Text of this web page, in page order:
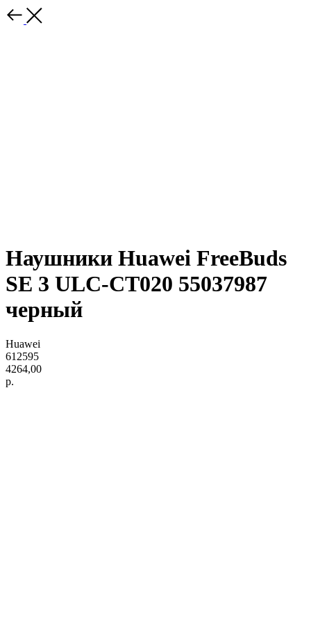
Наушники Huawei FreeBuds
SE 3 ULC-CT020 55037987
черный
Huawei
612595
4264,00
р.